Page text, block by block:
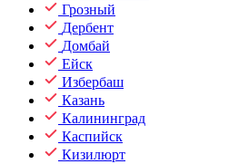
Грозный
Дербент
Домбай
Ейск
Избербаш
Казань
Калининград
Каспийск
Кизилюрт